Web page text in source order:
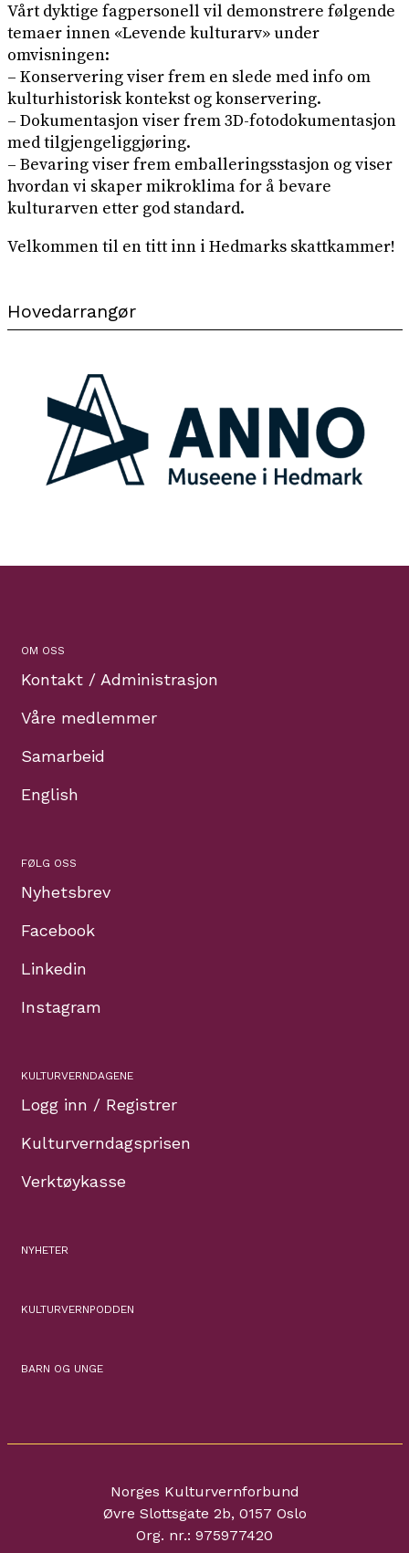
Vårt dyktige fagpersonell vil demonstrere følgende
temaer innen «Levende kulturarv» under
omvisningen:
– Konservering viser frem en slede med info om
kulturhistorisk kontekst og konservering.
– Dokumentasjon viser frem 3D-fotodokumentasjon
med tilgjengeliggjøring.
– Bevaring viser frem emballeringsstasjon og viser
hvordan vi skaper mikroklima for å bevare
kulturarven etter god standard.
Velkommen til en titt inn i Hedmarks skattkammer!
Hovedarrangør
OM OSS
Kontakt / Administrasjon
Våre medlemmer
Samarbeid
English
FØLG OSS
Nyhetsbrev
Facebook
Linkedin
Instagram
KULTURVERNDAGENE
Logg inn / Registrer
Kulturverndagsprisen
Verktøykasse
NYHETER
KULTURVERNPODDEN
BARN OG UNGE
Norges Kulturvernforbund
Øvre Slottsgate 2b, 0157 Oslo
Org. nr.: 975977420